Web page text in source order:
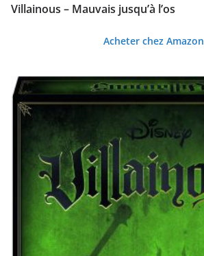
Villainous – Mauvais jusqu’à l’os
Acheter chez Amazon